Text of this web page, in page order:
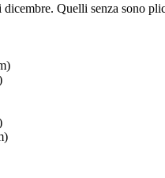
Quelli senza sono